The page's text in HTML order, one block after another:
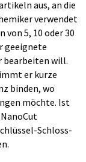
aus, an die
verwendet
5, 10 oder 30
geeignete
bearbeiten will.
er kurze
binden, wo
möchte. Ist
Schloss-